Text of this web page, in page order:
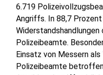
6.719
Angriffs. In 88,7
Polizeibeamte.
Einsatz von Messern
Polizeibeamte